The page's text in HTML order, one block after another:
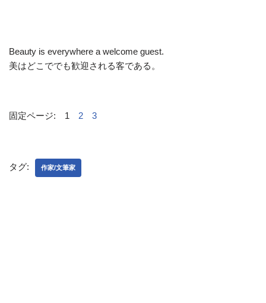
Beauty is everywhere a welcome guest.
美はどこででも歓迎される客である。
固定ページ: 1 2 3
タグ: 作家/文筆家